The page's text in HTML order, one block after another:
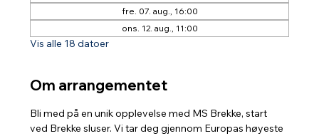
fre. 07. aug., 16:00
ons. 12. aug., 11:00
Vis alle 18 datoer
Om arrangementet
Bli med på en unik opplevelse med MS Brekke, start
ved Brekke sluser. Vi tar deg gjennom Europas høyeste